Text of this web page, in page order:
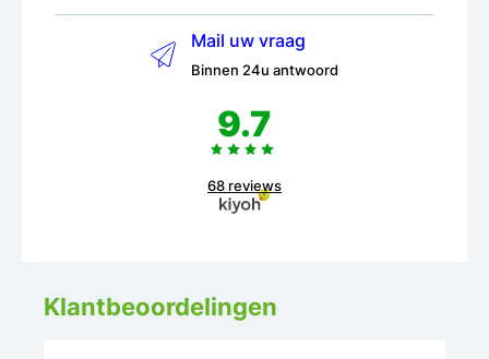
Mail uw vraag
Binnen 24u antwoord
9.7
68 reviews
Klantbeoordelingen